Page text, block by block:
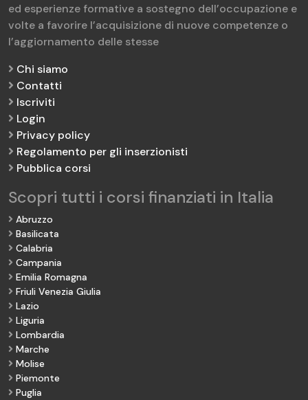
ed esperienze formative a sostegno dell’occupazione e
volte a favorire l’acquisizione di nuove competenze o
l’aggiornamento delle stesse
Chi siamo
Contatti
Iscriviti
Login
Privacy policy
Regolamento per gli inserzionisti
Pubblica corsi
Scopri tutti i corsi finanziati in Italia
Abruzzo
Basilicata
Calabria
Campania
Emilia Romagna
Friuli Venezia Giulia
Lazio
Liguria
Lombardia
Marche
Molise
Piemonte
Puglia